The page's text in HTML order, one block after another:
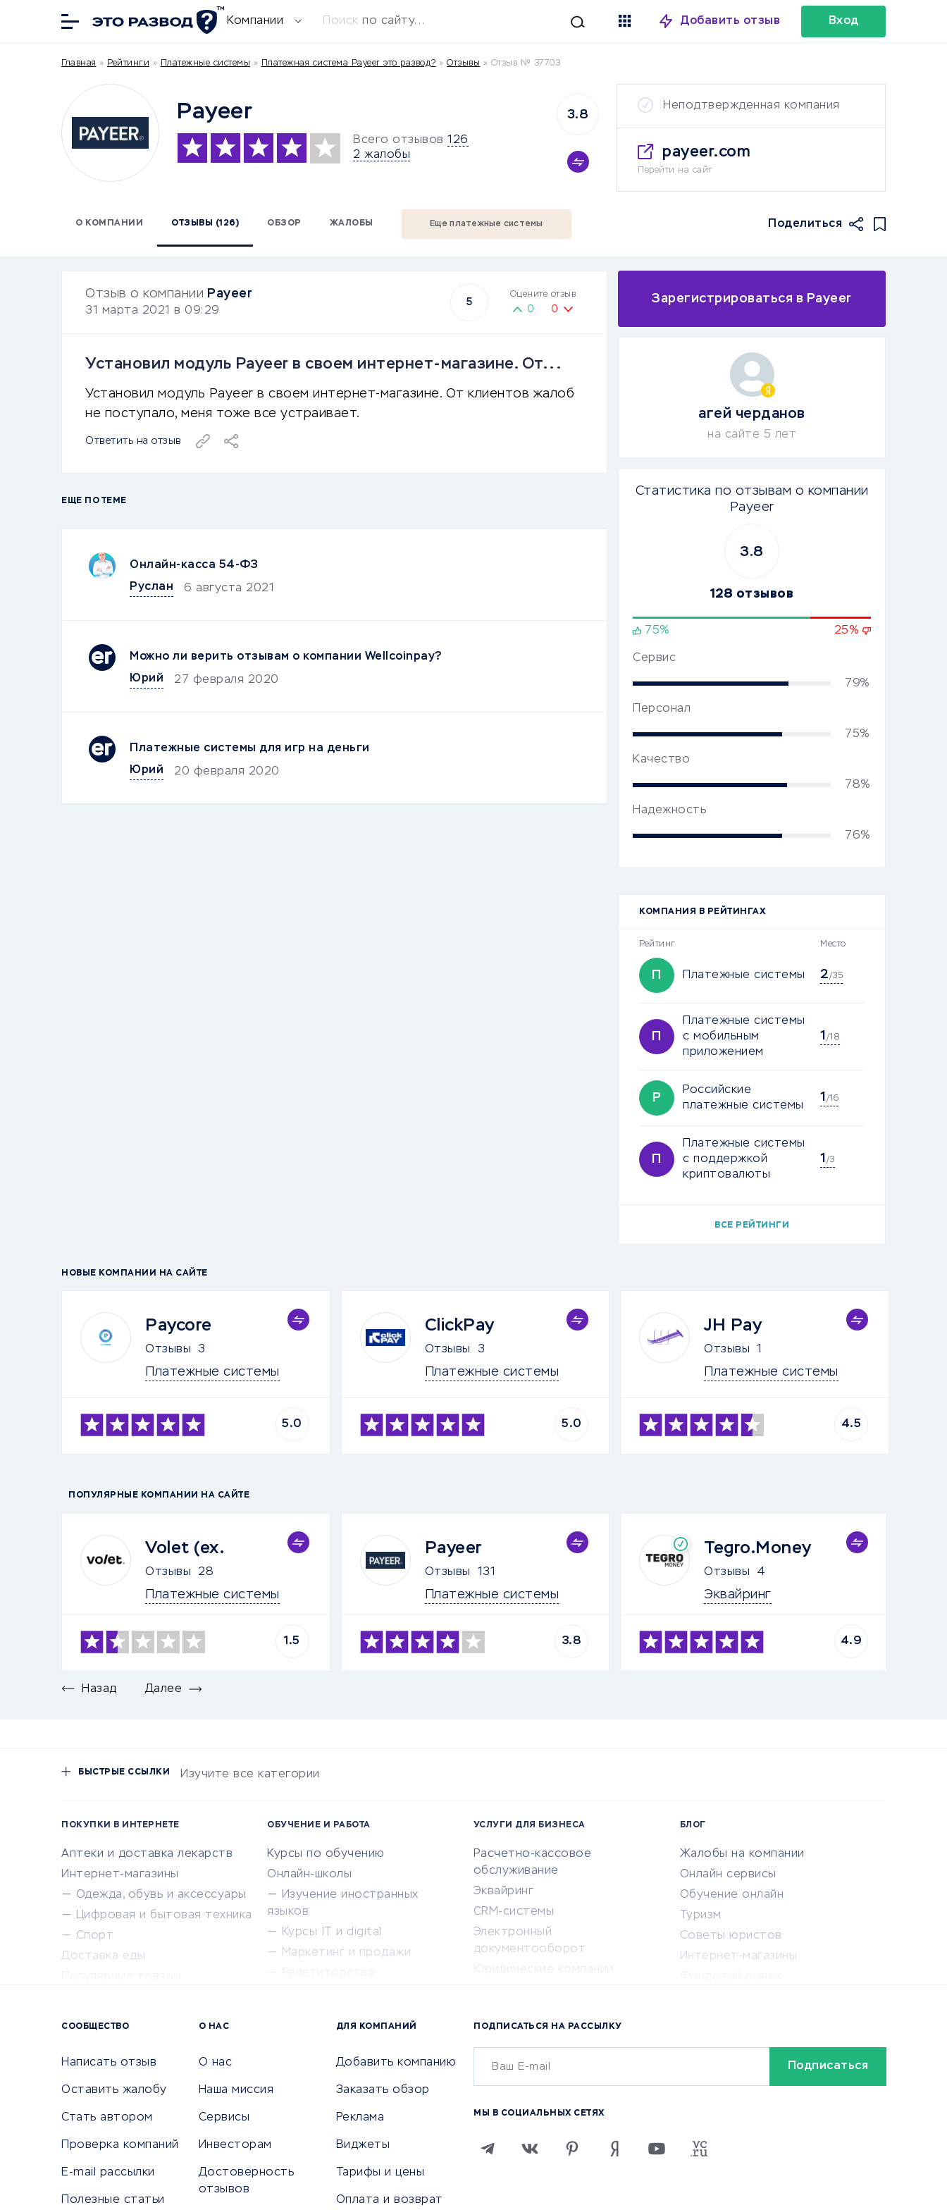
Компании Поиск по сайту... Добавить отзыв Вход
Главная » Рейтинги » Платежные системы » Платежная система Payeer это развод? » Отзывы » Отзыв № 37703
Payeer
Всего отзывов 126
2 жалобы
3.8
Неподтвержденная компания
payeer.com
Перейти на сайт
О КОМПАНИИ ОТЗЫВЫ (126) ОБЗОР ЖАЛОБЫ Еще платежные системы Поделиться
Отзыв о компании Payeer
31 марта 2021 в 09:29
5
Оцените отзыв
0 0
Установил модуль Payeer в своем интернет-магазине. От...
Установил модуль Payeer в своем интернет-магазине. От клиентов жалоб
не поступало, меня тоже все устраивает.
Ответить на отзыв
ЕЩЕ ПО ТЕМЕ
Онлайн-касса 54-ФЗ
Руслан
6 августа 2021
Можно ли верить отзывам о компании Wellcoinpay?
Юрий
27 февраля 2020
Платежные системы для игр на деньги
Юрий
20 февраля 2020
Зарегистрироваться в Payeer
агей черданов
на сайте 5 лет
Статистика по отзывам о компании
Payeer
3.8
128 отзывов
75% 25%
Сервис
79%
Персонал
75%
Качество
78%
Надежность
76%
КОМПАНИЯ В РЕЙТИНГАХ
Рейтинг Место
П Платежные системы 2/35
П
Платежные системы
с мобильным
приложением
1 /18
Р
Российские
платежные системы
1 /16
П
Платежные системы
с поддержкой
криптовалюты
1 /3
ВСЕ РЕЙТИНГИ
НОВЫЕ КОМПАНИИ НА САЙТЕ
Paycore
Отзывы 3
Платежные системы
5.0
ClickPay
Отзывы 3
Платежные системы
5.0
JH Pay
Отзывы 1
Платежные системы
4.5
ПОПУЛЯРНЫЕ КОМПАНИИ НА САЙТЕ
Volet (ex.
Отзывы 28
Платежные системы
1.5
Payeer
Отзывы 131
Платежные системы
3.8
Tegro.Money
Отзывы 4
Эквайринг
4.9
Назад Далее
БЫСТРЫЕ ССЫЛКИ Изучите все категории
ПОКУПКИ В ИНТЕРНЕТЕ
Аптеки и доставка лекарств
Интернет-магазины
Одежда, обувь и аксессуары
Цифровая и бытовая техника
Спорт
Доставка еды
ОБУЧЕНИЕ И РАБОТА
Курсы по обучению
Онлайн-школы
Изучение иностранных
языков
Курсы IT и digital
Маркетинг и продажи
Университеты
УСЛУГИ ДЛЯ БИЗНЕСА
Расчетно-кассовое
обслуживание
Эквайринг
CRM-системы
Электронный
документооборот
Юридические компании
Бухгалтерия онлайн
Онлайн-кассы
SERM
Кредитные карты
Дебетовые карты
Покупка билетов
Бронирование отелей
БЛОГ
Жалобы на компании
Онлайн сервисы
Обучение онлайн
Туризм
Советы юристов
Интернет-магазины
СООБЩЕСТВО
Написать отзыв
Оставить жалобу
Стать автором
Проверка компаний
E-mail рассылки
Полезные статьи
О НАС
О нас
Наша миссия
Сервисы
Инвесторам
Достоверность
отзывов
ДЛЯ КОМПАНИЙ
Добавить компанию
Заказать обзор
Реклама
Виджеты
Тарифы и цены
Оплата и возврат
ПОДПИСАТЬСЯ НА РАССЫЛКУ
МЫ В СОЦИАЛЬНЫХ СЕТЯХ